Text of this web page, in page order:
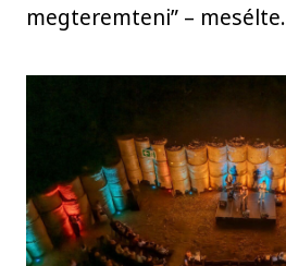
megteremteni” – mesélte.